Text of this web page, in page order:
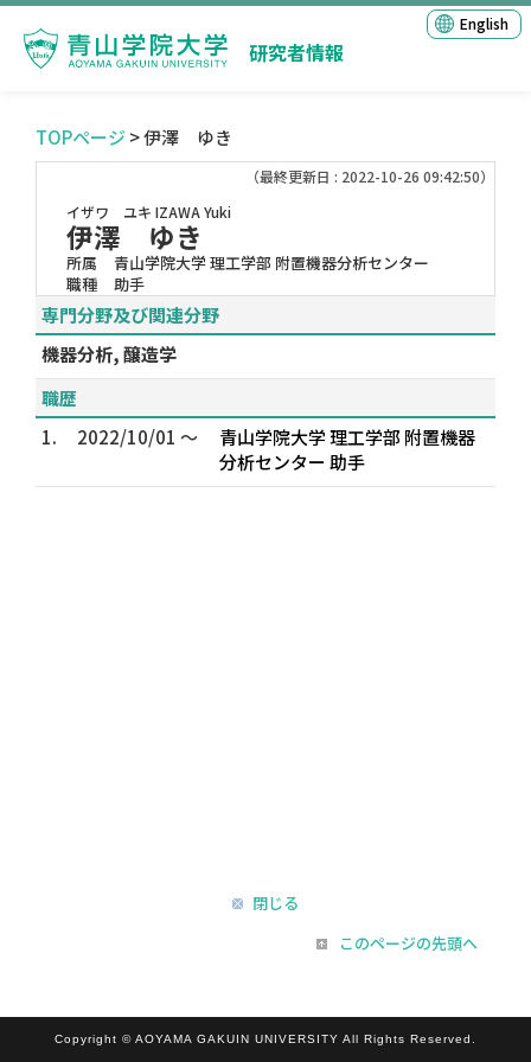
研究者情報
English
TOPページ > 伊澤 ゆき
（最終更新日 : 2022-10-26 09:42:50）
イザワ ユキ IZAWA Yuki
伊澤 ゆき
所属
青山学院大学 理工学部 附置機器分析センター
職種
助手
専門分野及び関連分野
機器分析, 醸造学
職歴
1.
2022/10/01 ～
青山学院大学 理工学部 附置機器
分析センター 助手
閉じる
このページの先頭へ
Copyright © AOYAMA GAKUIN UNIVERSITY All Rights Reserved.